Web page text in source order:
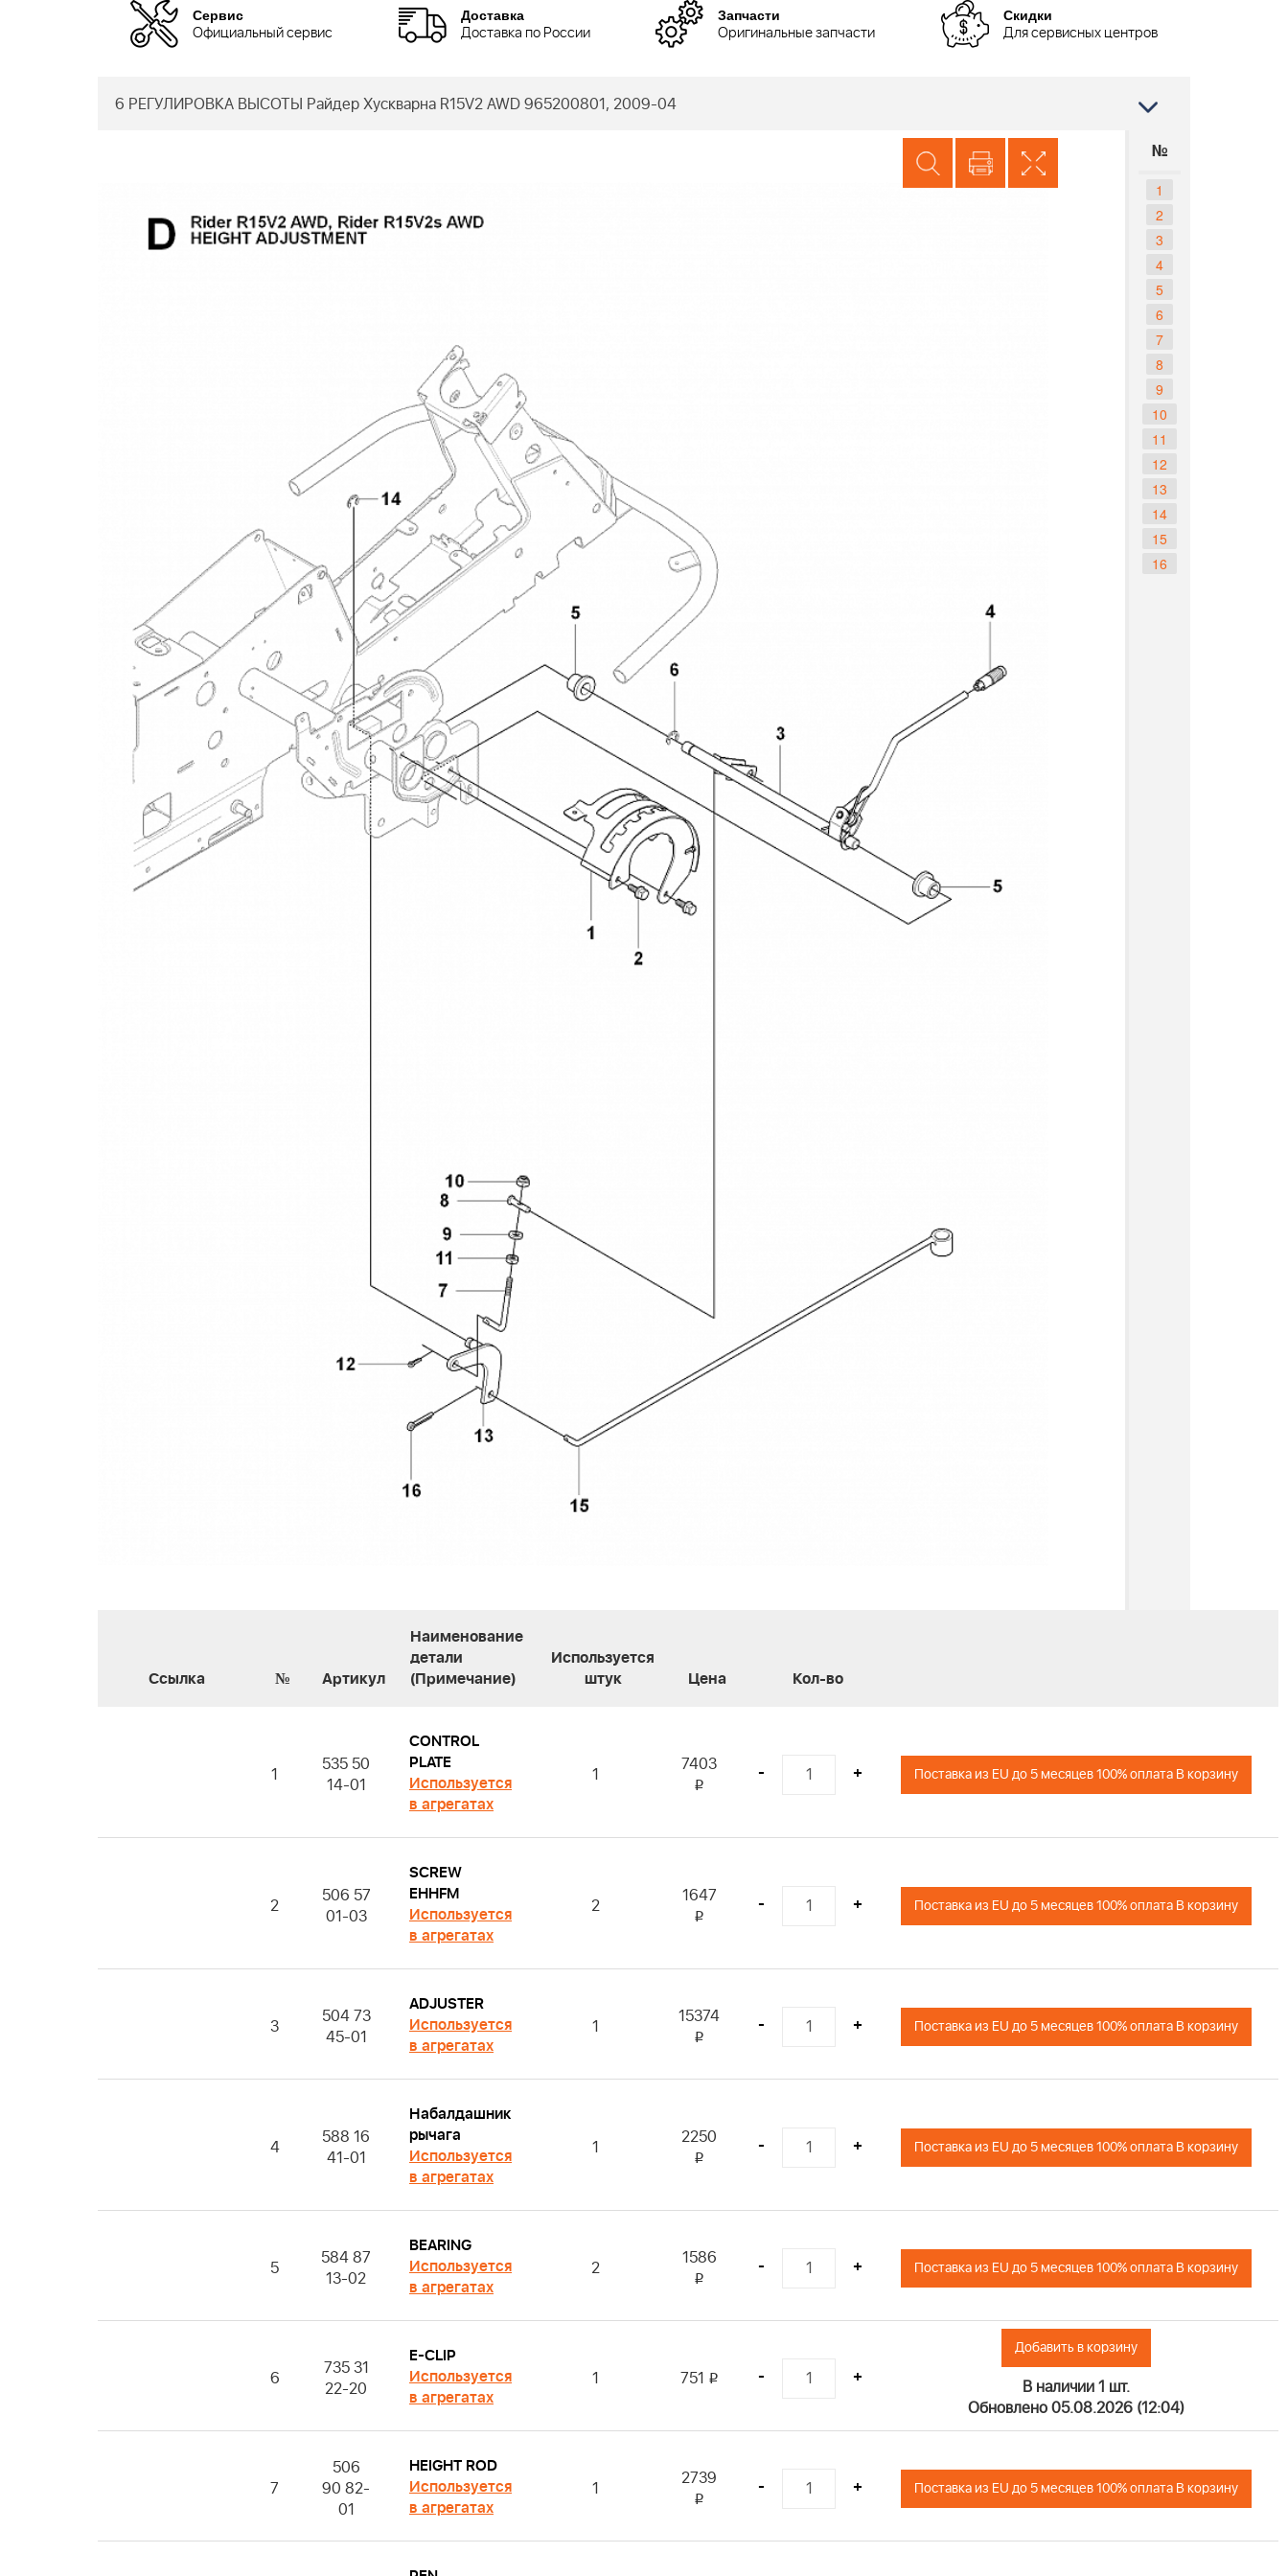
Сервис
Официальный сервис
Доставка
Доставка по России
Запчасти
Оригинальные запчасти
Скидки
Для сервисных центров
6 РЕГУЛИРОВКА ВЫСОТЫ Райдер Хускварна R15V2 AWD 965200801, 2009-04
№
1
2
3
4
5
6
7
8
9
10
11
12
13
14
15
16
Ссылка № Артикул
Наименование
детали
(Примечание)
Используется
штук
Цена Кол-во
1
535 50
14-01
CONTROL
PLATE
Используется
в агрегатах
1 7403
i
- + Поставка из EU до 5 месяцев 100% оплата В корзину
2
506 57
01-03
SCREW
EHHFM
Используется
в агрегатах
2 1647
i
- + Поставка из EU до 5 месяцев 100% оплата В корзину
3
504 73
45-01
ADJUSTER
Используется
в агрегатах
1 15374
i
- + Поставка из EU до 5 месяцев 100% оплата В корзину
4
588 16
41-01
Набалдашник
рычага
Используется
в агрегатах
1 2250
i
- + Поставка из EU до 5 месяцев 100% оплата В корзину
5
584 87
13-02
BEARING
Используется
в агрегатах
2 1586
i
- + Поставка из EU до 5 месяцев 100% оплата В корзину
6
735 31
22-20
E-CLIP
Используется
в агрегатах
1 751 i - +
Добавить в корзину
В наличии 1 шт.
Обновлено 05.08.2026 (12:04)
7
506
90 82-
01
HEIGHT ROD
Используется
в агрегатах
1 2739
i
- + Поставка из EU до 5 месяцев 100% оплата В корзину